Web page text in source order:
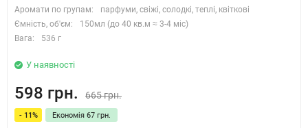
Аромати по групам:
парфуми, свіжі, солодкі, теплі, квіткові
Ємність, об'єм:
150мл (до 40 кв.м ≈ 3-4 міс)
Вага:
536 г
У наявності
598 грн. 665 грн.
- 11% Економія 67 грн.